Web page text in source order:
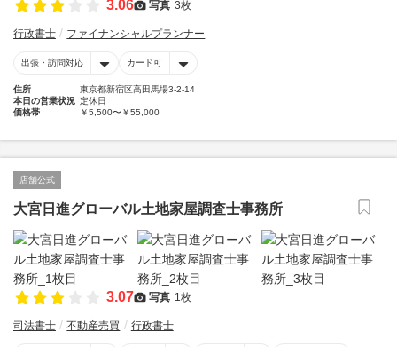
3.06 写真 3枚
行政書士 ファイナンシャルプランナー
出張・訪問対応 カード可
住所
東京都新宿区高田馬場3-2-14
本日の営業状況 定休日
価格帯
￥5,500〜￥55,000
店舗公式
大宮日進グローバル土地家屋調査士事務所
3.07 写真 1枚
司法書士 不動産売買 行政書士